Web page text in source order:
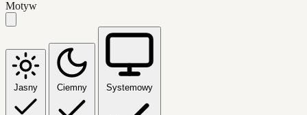
Motyw
Jasny Ciemny Systemowy